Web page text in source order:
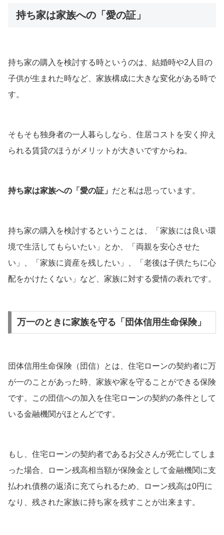
持ち家は家族への「愛の証」
持ち家の購入を検討する時というのは、結婚時や2人目の
子供が生まれた時など、家族構成に大きな変化がある時で
す。
そもそも独身者の一人暮らしなら、住居コストを安く抑え
られる賃貸のほうがメリットが大きいですからね。
持ち家は家族への「愛の証」 だと私は思っています。
持ち家の購入を検討するということは、「家族には良い環
境で生活してもらいたい」とか、「両親を安心させた
い」、「家族に資産を残したい」、「老後は子供たちに心
配をかけたくない」など、家族に対する愛情の表れです。
万一のときに家族を守る「団体信用生命保険」
団体信用生命保険（団信）とは、住宅ローンの契約者に万
が一のことがあった時、家族や家を守ることができる保険
です。この団信への加入を住宅ローンの契約の条件として
いる金融機関がほとんどです。
もし、住宅ローンの契約者であるお父さんが死亡してしま
った場合、ローン残高相当額が保険金として金融機関に支
払われ債務の返済に充てられるため、ローン残高は0円に
なり、残された家族に持ち家を残すことが出来ます。